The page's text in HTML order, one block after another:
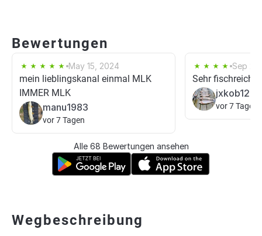
Bewertungen
May 15, 2024
mein lieblingskanal einmal MLK
IMMER MLK
manu1983
vor 7 Tagen
Sep 2,
Sehr fischreich
jxkob123
vor 7 Tagen
Alle 68 Bewertungen ansehen
Wegbeschreibung